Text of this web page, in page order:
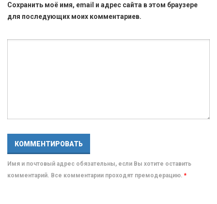
Сохранить моё имя, email и адрес сайта в этом браузере
для последующих моих комментариев.
Имя и почтовый адрес обязательны, если Вы хотите оставить
комментарий. Все комментарии проходят премодерацию. *